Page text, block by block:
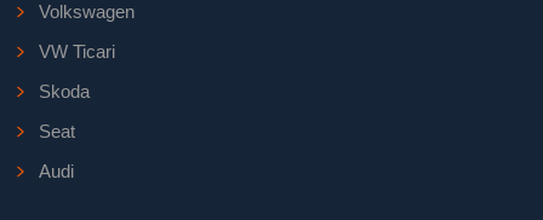
Volkswagen
VW Ticari
Skoda
Seat
Audi